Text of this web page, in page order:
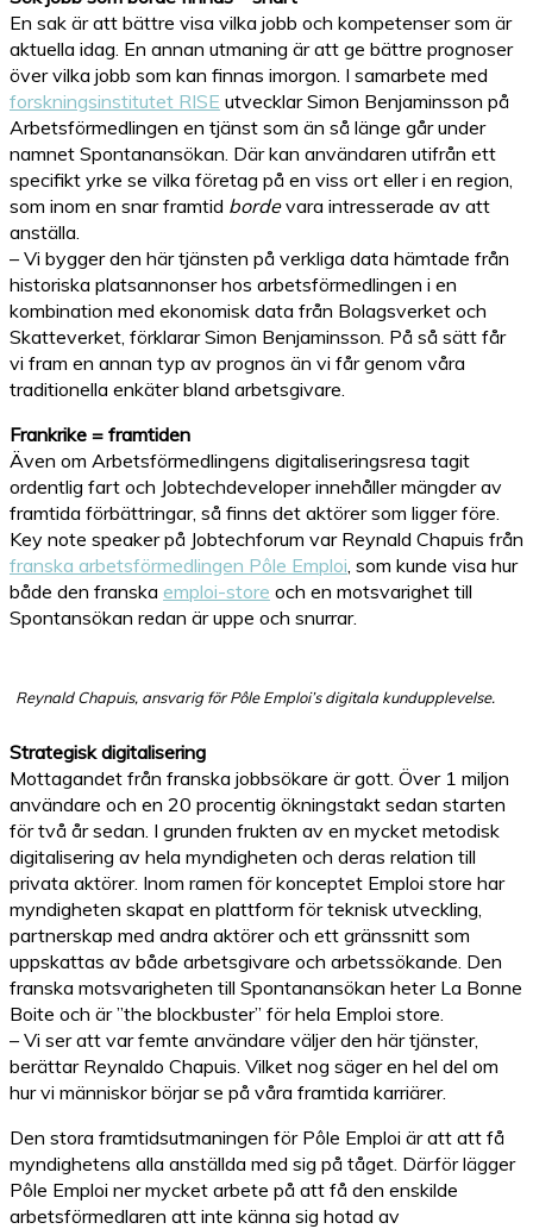
En sak är att bättre visa vilka jobb och kompetenser som är
aktuella idag. En annan utmaning är att ge bättre prognoser
över vilka jobb som kan finnas imorgon. I samarbete med
forskningsinstitutet RISE utvecklar Simon Benjaminsson på
Arbetsförmedlingen en tjänst som än så länge går under
namnet Spontanansökan. Där kan användaren utifrån ett
specifikt yrke se vilka företag på en viss ort eller i en region,
som inom en snar framtid bordevara intresserade av att
anställa.
– Vi bygger den här tjänsten på verkliga data hämtade från
historiska platsannonser hos arbetsförmedlingen i en
kombination med ekonomisk data från Bolagsverket och
Skatteverket, förklarar Simon Benjaminsson. På så sätt får
vi fram en annan typ av prognos än vi får genom våra
traditionella enkäter bland arbetsgivare.
Frankrike = framtiden
Även om Arbetsförmedlingens digitaliseringsresa tagit
ordentlig fart och Jobtechdeveloper innehåller mängder av
framtida förbättringar, så finns det aktörer som ligger före.
Key note speaker på Jobtechforum var Reynald Chapuis från
franska arbetsförmedlingen Pôle Emploi, som kunde visa hur
både den franska emploi-store och en motsvarighet till
Spontansökan redan är uppe och snurrar.
Reynald Chapuis, ansvarig för Pôle Emploi’s digitala kundupplevelse.
Strategisk digitalisering
Mottagandet från franska jobbsökare är gott. Över 1 miljon
användare och en 20 procentig ökningstakt sedan starten
för två år sedan. I grunden frukten av en mycket metodisk
digitalisering av hela myndigheten och deras relation till
privata aktörer. Inom ramen för konceptet Emploi store har
myndigheten skapat en plattform för teknisk utveckling,
partnerskap med andra aktörer och ett gränssnitt som
uppskattas av både arbetsgivare och arbetssökande. Den
franska motsvarigheten till Spontanansökan heter La Bonne
Boite och är ”the blockbuster” för hela Emploi store.
– Vi ser att var femte användare väljer den här tjänster,
berättar Reynaldo Chapuis. Vilket nog säger en hel del om
hur vi människor börjar se på våra framtida karriärer.
Den stora framtidsutmaningen för Pôle Emploi är att att få
myndighetens alla anställda med sig på tåget. Därför lägger
Pôle Emploi ner mycket arbete på att få den enskilde
arbetsförmedlaren att inte känna sig hotad av